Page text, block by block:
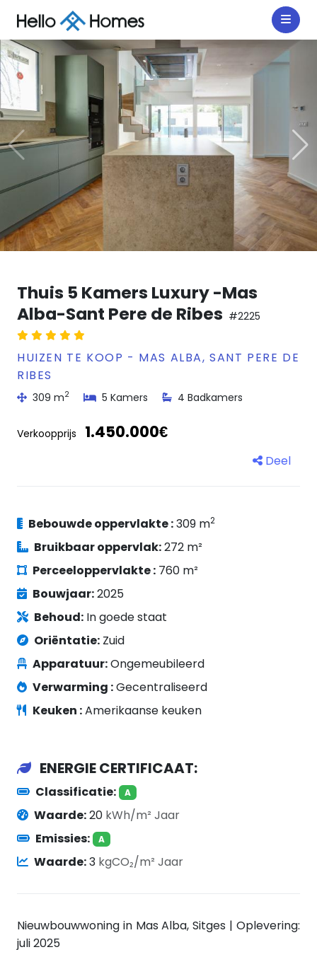
Thuis 5 Kamers Luxury -Mas
Alba-Sant Pere de Ribes #2225
HUIZEN TE KOOP - MAS ALBA, SANT PERE DE
RIBES
309 m2 5 Kamers 4 Badkamers
Verkoopprijs 1.450.000€
Deel
Bebouwde oppervlakte :309 m2
Bruikbaar oppervlak:272 m²
Perceeloppervlakte : 760 m²
Bouwjaar:2025
Behoud: In goede staat
Oriëntatie: Zuid
Apparatuur:Ongemeubileerd
Verwarming :Gecentraliseerd
Keuken :Amerikaanse keuken
ENERGIE CERTIFICAAT:
Classificatie: A
Waarde:20 kWh/m² Jaar
Emissies:
A
Waarde:3 kgCO₂/m² Jaar
Nieuwbouwwoning in Mas Alba, Sitges | Oplevering:
juli 2025